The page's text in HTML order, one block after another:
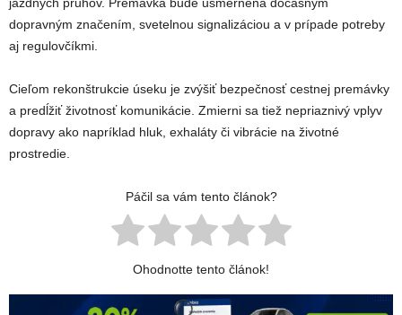
jazdných pruhov. Premávka bude usmernená dočasným
dopravným značením, svetelnou signalizáciou a v prípade potreby
aj regulovčíkmi.
Cieľom rekonštrukcie úseku je zvýšiť bezpečnosť cestnej premávky
a predĺžiť životnosť komunikácie. Zmierni sa tiež nepriaznivý vplyv
dopravy ako napríklad hluk, exhaláty či vibrácie na životné
prostredie.
Páčil sa vám tento článok?
Ohodnotte tento článok!